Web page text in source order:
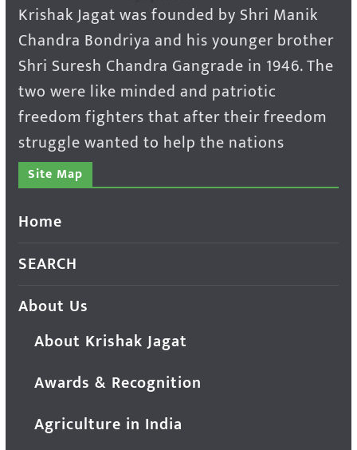
Krishak Jagat was founded by Shri Manik
Chandra Bondriya and his younger brother
Shri Suresh Chandra Gangrade in 1946. The
two were like minded and patriotic
freedom fighters that after their freedom
struggle wanted to help the nations
Site Map
Home
SEARCH
About Us
About Krishak Jagat
Awards & Recognition
Agriculture in India